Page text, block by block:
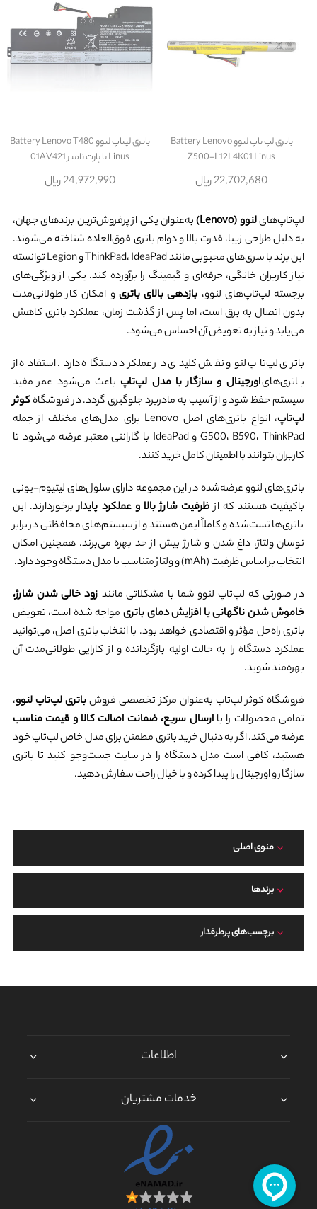
باتری لپ تاپ لنوو Battery Lenovo
Z500-L12L4K01 Linus
22,702,680 ریال
باتری لپتاپ لنوو Battery Lenovo T480
Linus با پارت نامبر 01AV421
24,972,990 ریال
لپ‌تاپ‌هایلنوو (Lenovo)
به‌عنوان یکی از پرفروش‌ترین برندهای جهان،
به دلیل طراحی زیبا، قدرت بالا و دوام باتری فوق‌العاده شناخته می‌شوند.
این برند با سری‌های محبوبی مانند ThinkPad، IdeaPad و Legion توانسته
نیاز کاربران خانگی، حرفه‌ای و گیمینگ را برآورده کند. یکی از ویژگی‌های
برجسته لپ‌تاپ‌های لنوو، بازدهی بالای باتری و امکان کار طولانی‌مدت
بدون اتصال به برق است، اما پس از گذشت زمان، عملکرد باتری کاهش
می‌یابد و نیاز به تعویض آن احساس می‌شود.
باتری لپ‌تاپ لنوو نقش کلیدی در عملکرد دستگاه دارد. استفاده از
باتری‌هایاورجینال و سازگار با مدل لپ‌تاپباعث می‌شود عمر مفید
سیستم حفظ شود و از آسیب به مادربرد جلوگیری گردد. در فروشگاهکوثر
لپ‌تاپ
، انواع باتری‌های اصل Lenovo برای مدل‌های مختلف از جمله
G500، B590، ThinkPad و IdeaPad با گارانتی معتبر عرضه می‌شود تا
کاربران بتوانند با اطمینان کامل خرید کنند.
باتری‌های لنوو عرضه‌شده در این مجموعه دارای سلول‌های لیتیوم-یونی
باکیفیت هستند که ازظرفیت شارژ بالا و عملکرد پایداربرخوردارند. این
باتری‌ها تست‌شده و کاملاً ایمن هستند و از سیستم‌های محافظتی در برابر
نوسان ولتاژ، داغ شدن و شارژ بیش از حد بهره می‌برند. همچنین امکان
انتخاب بر اساس ظرفیت (mAh) و ولتاژ متناسب با مدل دستگاه وجود دارد.
در صورتی که لپ‌تاپ لنوو شما با مشکلاتی مانند زود خالی شدن شارژ،
خاموش شدن ناگهانی یا افزایش دمای باتری مواجه شده است، تعویض
باتری راه‌حل مؤثر و اقتصادی خواهد بود. با انتخاب باتری اصل، می‌توانید
عملکرد دستگاه را به حالت اولیه بازگردانده و از کارایی طولانی‌مدت آن
بهره‌مند شوید.
فروشگاه کوثر لپ‌تاپ به‌عنوان مرکز تخصصی فروشباتری لپ‌تاپ لنوو،
تمامی محصولات را باارسال سریع، ضمانت اصالت کالا و قیمت مناسب
عرضه می‌کند. اگر به دنبال خرید باتری مطمئن برای مدل خاص لپ‌تاپ خود
هستید، کافی است مدل دستگاه را در سایت جست‌وجو کنید تا باتری
سازگار و اورجینال را پیدا کرده و با خیال راحت سفارش دهید.
منوی اصلی
برند‌ها
برچسب‌های پرطرفدار
اطلاعات
خدمات مشتریان